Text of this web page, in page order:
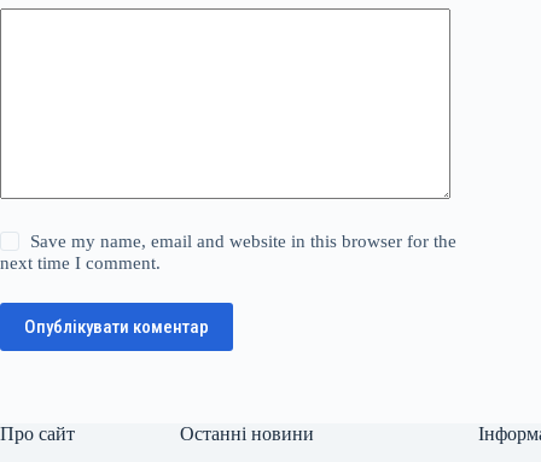
Save my name, email and website in this browser for the
next time I comment.
Опублікувати коментар
Про сайт Останні новини